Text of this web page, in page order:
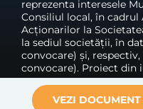
reprezenta interesele
Consiliul local, în cadrul
Acționarilor la
la sediul societății, în
convocare) și, respectiv,
convocare). Proiect
VEZI